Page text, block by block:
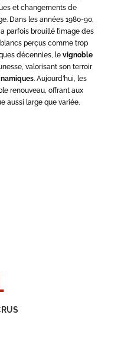
et changements de
Dans les années 1980-90,
parfois brouillé l’image des
perçus comme trop
décennies, le vignoble
valorisant son terroir
. Aujourd’hui, les
renouveau, offrant aux
aussi large que variée.